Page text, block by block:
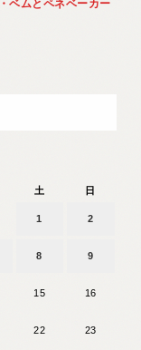
ベムとペネベーカー
土 日
1 2
8 9
15 16
22 23